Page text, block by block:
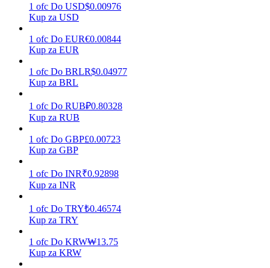
Mocna Świnka
Codziennie zdobywaj konkurencyjne nagrody
Stawianie
1 ofc Do USD$0.00976
Kup za USD
1 ofc Do EUR€0.00844
Kup za EUR
1 ofc Do BRLR$0.04977
Kup za BRL
1 ofc Do RUB₽0.80328
Kup za RUB
1 ofc Do GBP£0.00723
Kup za GBP
1 ofc Do INR₹0.92898
Kup za INR
1 ofc Do TRY₺0.46574
Kup za TRY
1 ofc Do KRW₩13.75
Kup za KRW